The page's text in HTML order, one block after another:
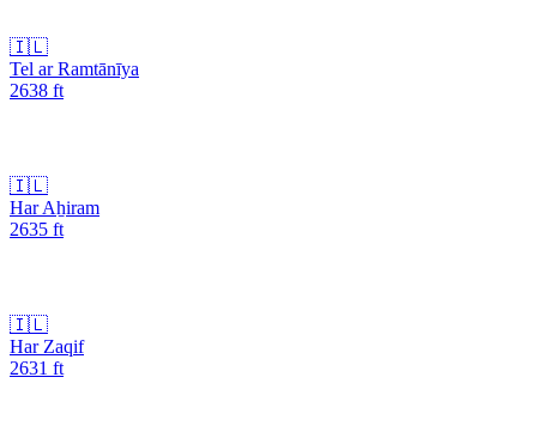
🇮🇱
Tel ar Ramtānīya
2638 ft
🇮🇱
Har Aẖiram
2635 ft
🇮🇱
Har Zaqif
2631 ft